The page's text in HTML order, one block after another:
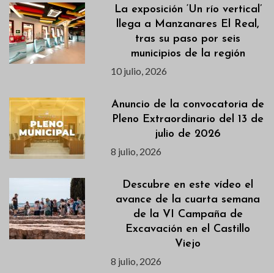
La exposición ‘Un río vertical’
llega a Manzanares El Real,
tras su paso por seis
municipios de la región
10 julio, 2026
Anuncio de la convocatoria de
Pleno Extraordinario del 13 de
julio de 2026
8 julio, 2026
Descubre en este vídeo el
avance de la cuarta semana
de la VI Campaña de
Excavación en el Castillo
Viejo
8 julio, 2026